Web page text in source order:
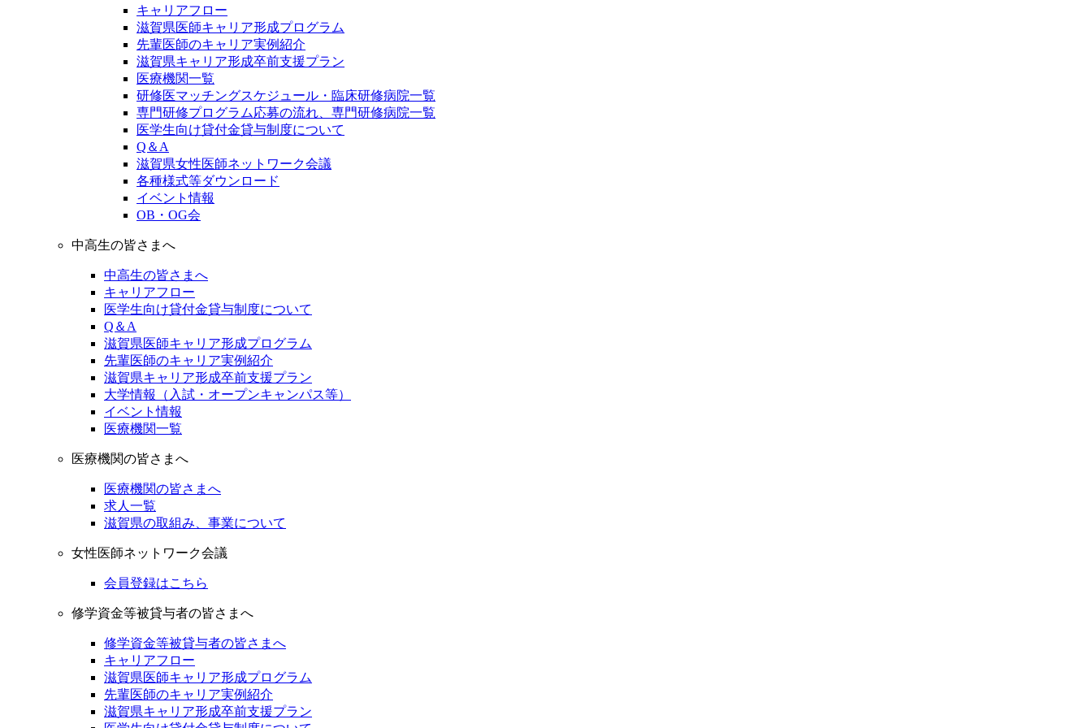
キャリアフロー
滋賀県医師キャリア形成プログラム
先輩医師のキャリア実例紹介
滋賀県キャリア形成卒前支援プラン
医療機関一覧
研修医マッチングスケジュール・臨床研修病院一覧
専門研修プログラム応募の流れ、専門研修病院一覧
医学生向け貸付金貸与制度について
Q＆A
滋賀県女性医師ネットワーク会議
各種様式等ダウンロード
イベント情報
OB・OG会
中高生の皆さまへ
中高生の皆さまへ
キャリアフロー
医学生向け貸付金貸与制度について
Q＆A
滋賀県医師キャリア形成プログラム
先輩医師のキャリア実例紹介
滋賀県キャリア形成卒前支援プラン
大学情報（入試・オープンキャンパス等）
イベント情報
医療機関一覧
医療機関の皆さまへ
医療機関の皆さまへ
求人一覧
滋賀県の取組み、事業について
女性医師ネットワーク会議
会員登録はこちら
修学資金等被貸与者の皆さまへ
修学資金等被貸与者の皆さまへ
キャリアフロー
滋賀県医師キャリア形成プログラム
先輩医師のキャリア実例紹介
滋賀県キャリア形成卒前支援プラン